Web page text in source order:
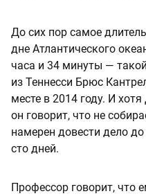
До сих пор самое
дне Атлантического
часа и 34 минуты —
из Теннесси Брюс
месте в 2014 году. И
он говорит, что не
намерен довести дело
сто дней.
Профессор говорит, что